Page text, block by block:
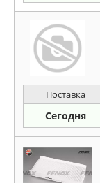
Поставка
Сегодня